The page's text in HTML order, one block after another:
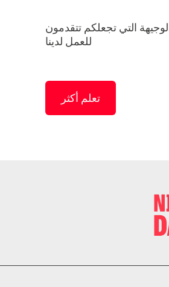
التي تجعلكم تتقدمون
للعمل لدينا
تعلم أكثر